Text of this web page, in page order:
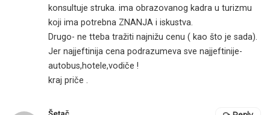
konsultuje struka. ima obrazovanog kadra u turizmu
koji ima potrebna ZNANJA i iskustva.
Drugo- ne tteba tražiti najnižu cenu ( kao što je sada).
Jer najjeftinija cena podrazumeva sve najjeftinije-
autobus,hotele,vodiče !
kraj priče .